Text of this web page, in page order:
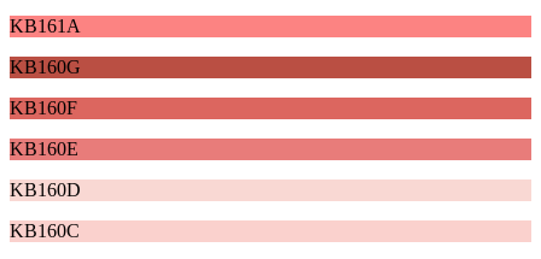
KB161A
KB160G
KB160F
KB160E
KB160D
KB160C